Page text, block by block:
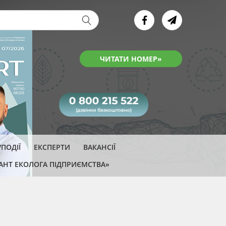
ЧИТАТИ НОМЕР»
форма
ЕКСПЕРТИ
ВАКАНСІЇ
ЕКОЛОГА ПІДПРИЄМСТВА»